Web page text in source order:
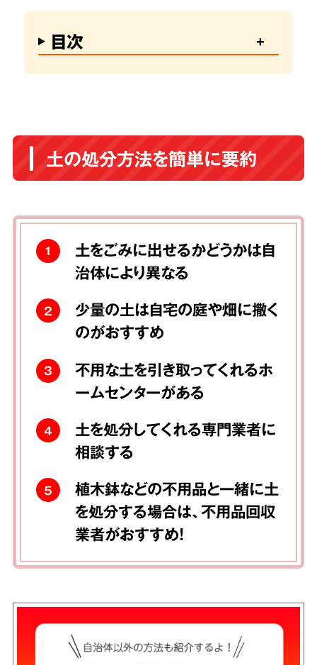
目次
土の処分方法を簡単に要約
1
土をごみに出せるかどうかは自
治体により異なる
2
少量の土は自宅の庭や畑に撒く
のがおすすめ
3
不用な土を引き取ってくれるホ
ームセンターがある
4
土を処分してくれる専門業者に
相談する
5
植木鉢などの不用品と一緒に土
を処分する場合は、不用品回収
業者がおすすめ！